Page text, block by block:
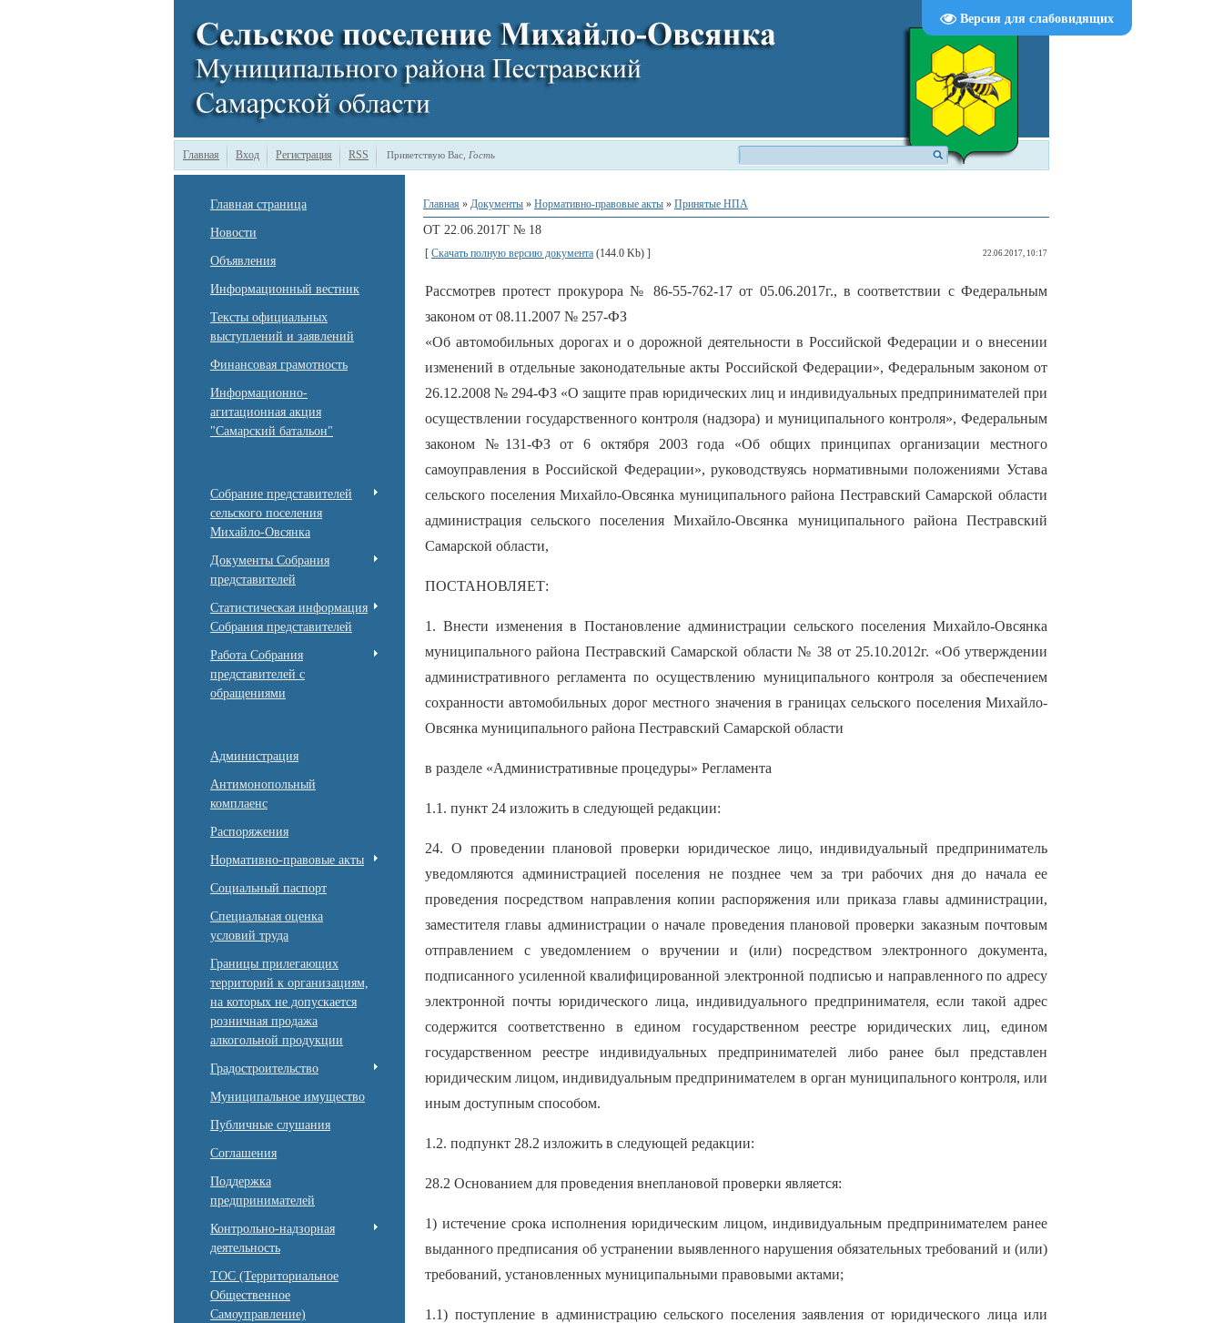
Версия для слабовидящих
Главная Вход Регистрация RSS Приветствую Вас Гость
Главная страница
Новости
Объявления
Информационный вестник
Тексты официальных
выступлений и заявлений
Финансовая грамотность
Информационно-
агитационная акция
"Самарский батальон"
Собрание представителей
сельского поселения
Михайло-Овсянка
Документы Собрания
представителей
Статистическая информация
Собрания представителей
Работа Собрания
представителей с
обращениями
Администрация
Антимонопольный
комплаенс
Распоряжения
Нормативно-правовые акты
Социальный паспорт
Специальная оценка
условий труда
Границы прилегающих
территорий к организациям,
на которых не допускается
розничная продажа
алкогольной продукции
Градостроительство
Муниципальное имущество
Публичные слушания
Соглашения
Поддержка
предпринимателей
Контрольно-надзорная
деятельность
ТОС (Территориальное
Общественное
Самоуправление)
Главная » Документы » Нормативно-правовые акты » Принятые НПА
ОТ 22.06.2017Г № 18
[ Скачать полную версию документа (144.0 Kb) ] 22.06.2017, 10:17
Рассмотрев протест прокурора № 86-55-762-17 от 05.06.2017г., в соответствии с Федеральным
законом от 08.11.2007 № 257-ФЗ
«Об автомобильных дорогах и о дорожной деятельности в Российской Федерации и о внесении
изменений в отдельные законодательные акты Российской Федерации», Федеральным законом от
26.12.2008 № 294-ФЗ «О защите прав юридических лиц и индивидуальных предпринимателей при
осуществлении государственного контроля (надзора) и муниципального контроля», Федеральным
законом №131-ФЗ от 6 октября 2003 года «Об общих принципах организации местного
самоуправления в Российской Федерации», руководствуясь нормативными положениями Устава
сельского поселения Михайло-Овсянка муниципального района Пестравский Самарской области
администрация сельского поселения Михайло-Овсянка муниципального района Пестравский
Самарской области,
ПОСТАНОВЛЯЕТ:
1. Внести изменения в Постановление администрации сельского поселения Михайло-Овсянка
муниципального района Пестравский Самарской области № 38 от 25.10.2012г. «Об утверждении
административного регламента по осуществлению муниципального контроля за обеспечением
сохранности автомобильных дорог местного значения в границах сельского поселения Михайло-
Овсянка муниципального района Пестравский Самарской области
в разделе «Административные процедуры» Регламента
1.1. пункт 24 изложить в следующей редакции:
24. О проведении плановой проверки юридическое лицо, индивидуальный предприниматель
уведомляются администрацией поселения не позднее чем за три рабочих дня до начала ее
проведения посредством направления копии распоряжения или приказа главы администрации,
заместителя главы администрации о начале проведения плановой проверки заказным почтовым
отправлением с уведомлением о вручении и (или) посредством электронного документа,
подписанного усиленной квалифицированной электронной подписью и направленного по адресу
электронной почты юридического лица, индивидуального предпринимателя, если такой адрес
содержится соответственно в едином государственном реестре юридических лиц, едином
государственном реестре индивидуальных предпринимателей либо ранее был представлен
юридическим лицом, индивидуальным предпринимателем в орган муниципального контроля, или
иным доступным способом.
1.2. подпункт 28.2 изложить в следующей редакции:
28.2 Основанием для проведения внеплановой проверки является:
1) истечение срока исполнения юридическим лицом, индивидуальным предпринимателем ранее
выданного предписания об устранении выявленного нарушения обязательных требований и (или)
требований, установленных муниципальными правовыми актами;
1.1) поступление в администрацию сельского поселения заявления от юридического лица или